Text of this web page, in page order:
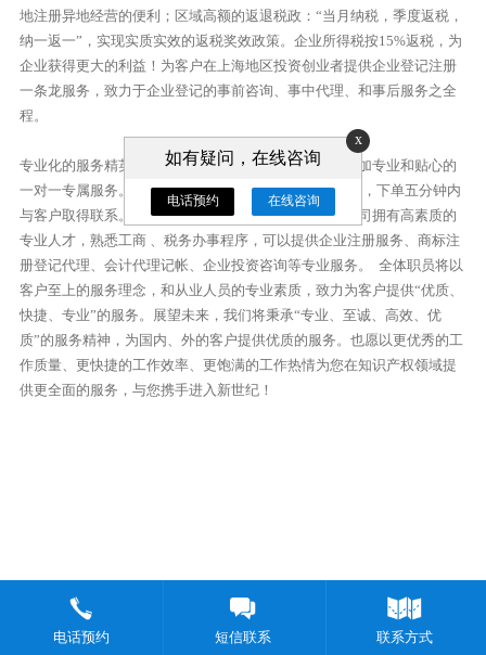
地注册异地经营的便利；区域高额的返退税政：“当月纳税，季度返税，
纳一返一”，实现实质实效的返税奖效政策。企业所得税按15%返税，为
企业获得更大的利益！为客户在上海地区投资创业者提供企业登记注册
一条龙服务，致力于企业登记的事前咨询、事中代理、和事后服务之全
程。
专业化的服务精英团队，按照用户的不同需求，提供更加专业和贴心的
一对一专属服务。先进的在线客服及CRM客户服务体系，下单五分钟内
与客户取得联系。办理过程中短信、邮件及时提醒。公司拥有高素质的
专业人才，熟悉工商 、税务办事程序，可以提供企业注册服务、商标注
册登记代理、会计代理记帐、企业投资咨询等专业服务。 全体职员将以
客户至上的服务理念，和从业人员的专业素质，致力为客户提供“优质、
快捷、专业”的服务。展望未来，我们将秉承“专业、至诚、高效、优
质”的服务精神，为国内、外的客户提供优质的服务。也愿以更优秀的工
作质量、更快捷的工作效率、更饱满的工作热情为您在知识产权领域提
供更全面的服务，与您携手进入新世纪！
电话预约 短信联系 联系方式
x
如有疑问，在线咨询
电话预约 在线咨询